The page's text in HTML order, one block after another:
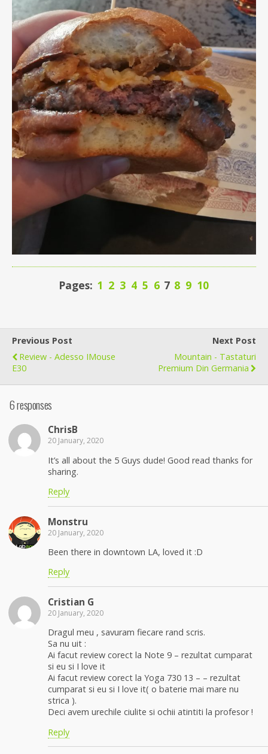
Pages: 1 2 3 4 5 6 7 8 9 10
Previous Post
Review - Adesso IMouse
E30
Next Post
Mountain - Tastaturi
Premium Din Germania
6 responses
ChrisB
20 January, 2020
It’s all about the 5 Guys dude! Good read thanks for
sharing.
Reply
Monstru
20 January, 2020
Been there in downtown LA, loved it :D
Reply
Cristian G
20 January, 2020
Dragul meu , savuram fiecare rand scris.
Sa nu uit :
Ai facut review corect la Note 9 – rezultat cumparat
si eu si I love it
Ai facut review corect la Yoga 730 13 – – rezultat
cumparat si eu si I love it( o baterie mai mare nu
strica ).
Deci avem urechile ciulite si ochii atintiti la profesor !
Reply